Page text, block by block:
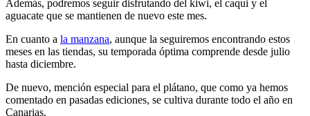
Además, podremos seguir disfrutando del kiwi, el caqui y el
aguacate que se mantienen de nuevo este mes.
En cuanto a la manzana, aunque la seguiremos encontrando estos
meses en las tiendas, su temporada óptima comprende desde julio
hasta diciembre.
De nuevo, mención especial para el plátano, que como ya hemos
comentado en pasadas ediciones, se cultiva durante todo el año en
Canarias.